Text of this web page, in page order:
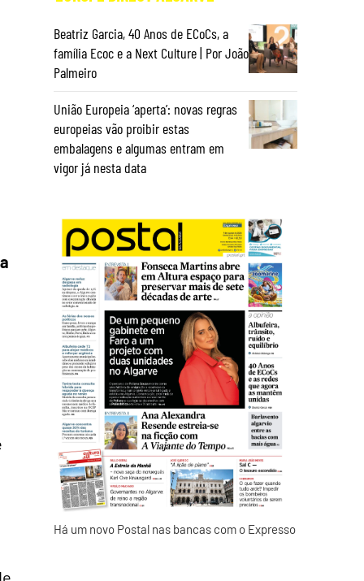
Beatriz Garcia, 40 Anos de ECoCs, a
família Ecoc e a Next Culture | Por João
Palmeiro
União Europeia ‘aperta’: novas regras
europeias vão proibir estas
embalagens e algumas entram em
vigor já nesta data
Há um novo Postal nas bancas com o Expresso